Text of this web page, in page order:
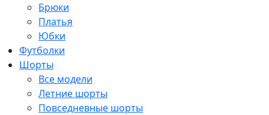
Брюки
Платья
Юбки
Футболки
Шорты
Все модели
Летние шорты
Повседневные шорты